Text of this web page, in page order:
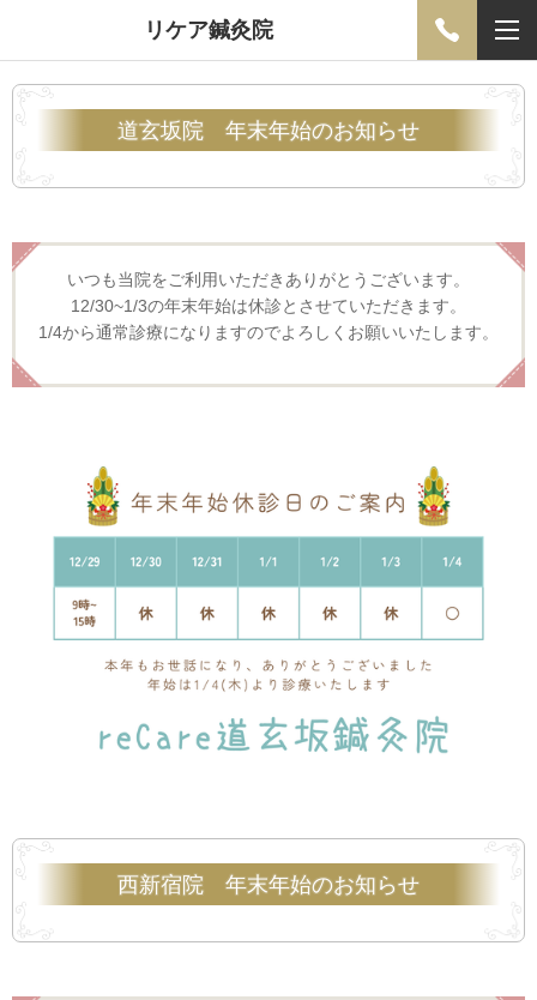
リケア鍼灸院
道玄坂院 年末年始のお知らせ
いつも当院をご利用いただきありがとうございます。
12/30~1/3の年末年始は休診とさせていただきます。
1/4から通常診療になりますのでよろしくお願いいたします。
西新宿院 年末年始のお知らせ